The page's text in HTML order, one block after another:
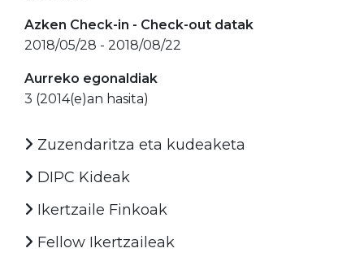
Azken Check-in - Check-out datak
2018/05/28 - 2018/08/22
Aurreko egonaldiak
3 (2014(e)an hasita)
Zuzendaritza eta kudeaketa
DIPC Kideak
Ikertzaile Finkoak
Fellow Ikertzaileak